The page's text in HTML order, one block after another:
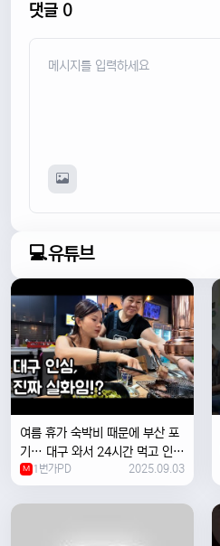
댓글 0
💻유튜브
여름 휴가 숙박비 때문에 부산 포
기… 대구 와서 24시간 먹고 인생
위로받았습니다
M 1번가PD 2025.09.03